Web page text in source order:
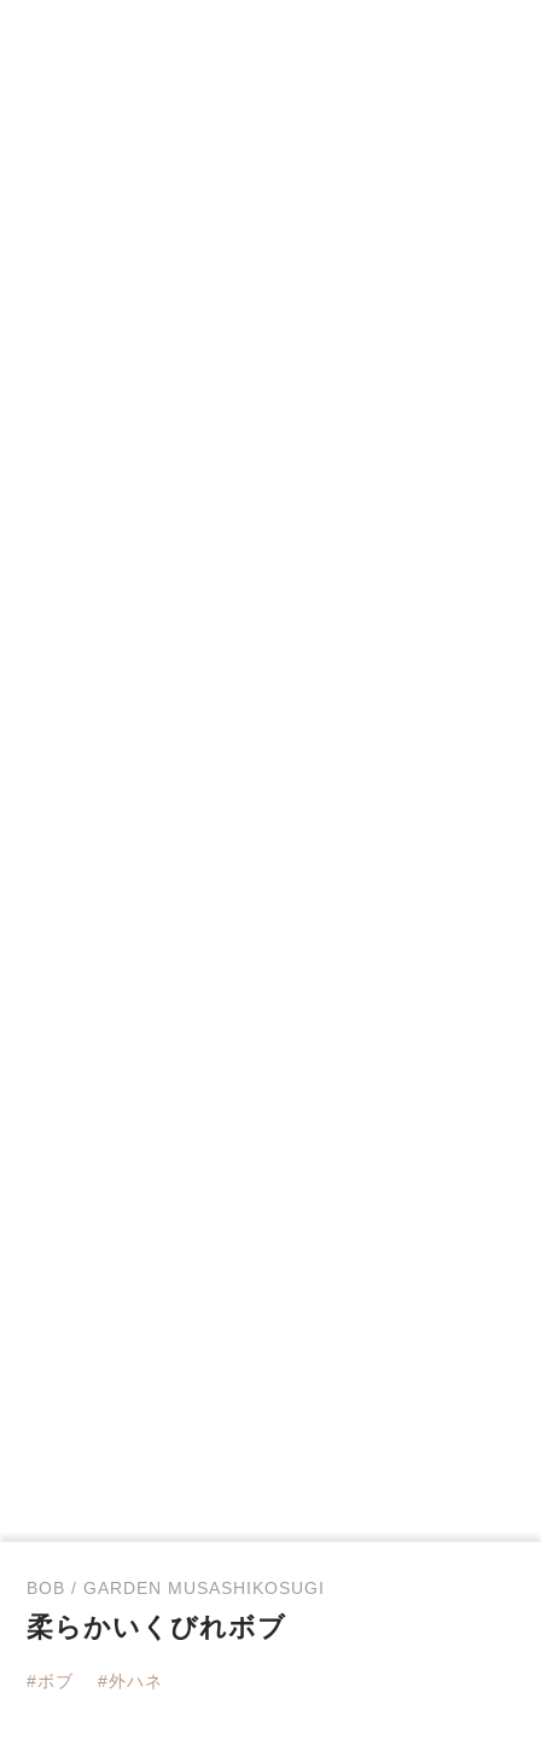
BOB / GARDEN MUSASHIKOSUGI
柔らかいくびれボブ
#ボブ #外ハネ